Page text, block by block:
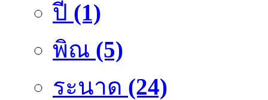
ปี่ (1)
พิณ (5)
ระนาด (24)